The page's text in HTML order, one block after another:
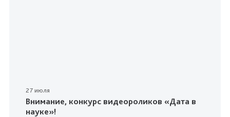
27 июля
Внимание, конкурс видеороликов «Дата в
науке»!